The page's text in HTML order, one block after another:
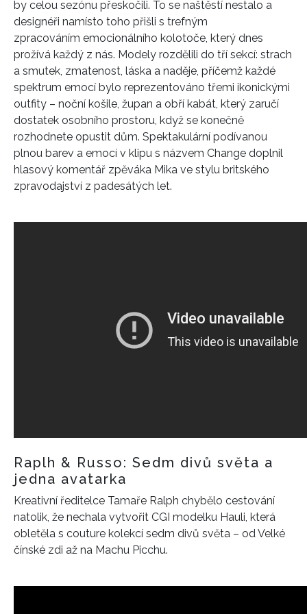
by celou sezónu přeskočili. To se naštěstí nestalo a
designéři namísto toho přišli s trefným
zpracováním emocionálního kolotoče, který dnes
prožívá každý z nás. Modely rozdělili do tří sekcí: strach
a smutek, zmatenost, láska a naděje, příčemž každé
spektrum emocí bylo reprezentováno třemi ikonickými
outfity – noční košile, župan a obří kabát, který zaručí
dostatek osobního prostoru, když se konečně
rozhodnete opustit dům. Spektakulární podívanou
plnou barev a emocí v klipu s názvem Change doplnil
hlasový komentář zpěváka Mika ve stylu britského
zpravodajství z padesátých let.
Raplh & Russo: Sedm divů světa a
jedna avatarka
Kreativní ředitelce Tamaře Ralph chybělo cestování
natolik, že nechala vytvořit CGI modelku Hauli, která
obletěla s couture kolekcí sedm divů světa – od Velké
čínské zdi až na Machu Picchu.